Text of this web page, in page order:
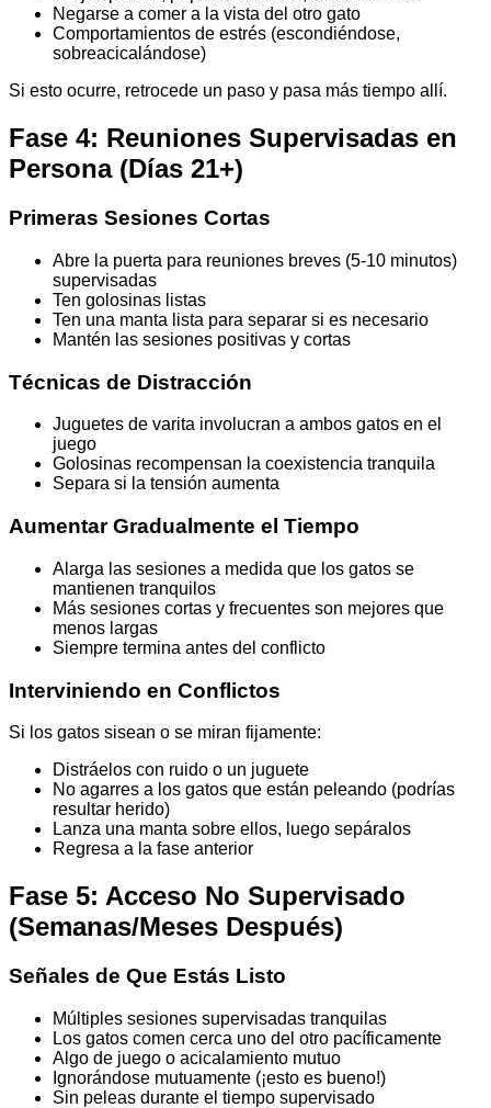
Negarse a comer a la vista del otro gato
Comportamientos de estrés (escondiéndose,
sobreacicalándose)
Si esto ocurre, retrocede un paso y pasa más tiempo allí.
Fase 4: Reuniones Supervisadas en
Persona (Días 21+)
Primeras Sesiones Cortas
Abre la puerta para reuniones breves (5-10 minutos)
supervisadas
Ten golosinas listas
Ten una manta lista para separar si es necesario
Mantén las sesiones positivas y cortas
Técnicas de Distracción
Juguetes de varita involucran a ambos gatos en el
juego
Golosinas recompensan la coexistencia tranquila
Separa si la tensión aumenta
Aumentar Gradualmente el Tiempo
Alarga las sesiones a medida que los gatos se
mantienen tranquilos
Más sesiones cortas y frecuentes son mejores que
menos largas
Siempre termina antes del conflicto
Interviniendo en Conflictos
Si los gatos sisean o se miran fijamente:
Distráelos con ruido o un juguete
No agarres a los gatos que están peleando (podrías
resultar herido)
Lanza una manta sobre ellos, luego sepáralos
Regresa a la fase anterior
Fase 5: Acceso No Supervisado
(Semanas/Meses Después)
Señales de Que Estás Listo
Múltiples sesiones supervisadas tranquilas
Los gatos comen cerca uno del otro pacíficamente
Algo de juego o acicalamiento mutuo
Ignorándose mutuamente (¡esto es bueno!)
Sin peleas durante el tiempo supervisado